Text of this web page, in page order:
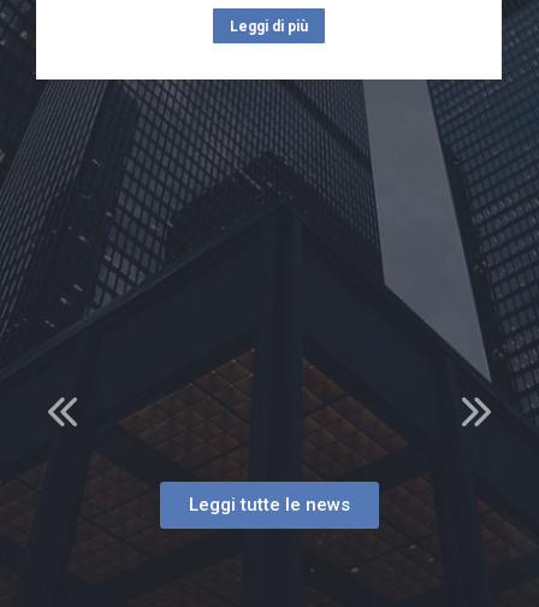
Leggi di più
Leggi tutte le news